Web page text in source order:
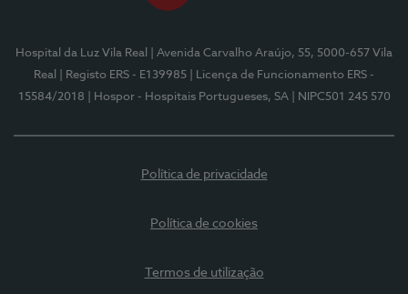
Hospital da Luz Vila Real
| Avenida Carvalho Araújo, 55, 5000-657 Vila
Real
| Registo ERS - E139985
| Licença de Funcionamento ERS -
15584/2018
| Hospor - Hospitais Portugueses, SA | NIPC501 245 570
Política de privacidade
Política de cookies
Termos de utilização